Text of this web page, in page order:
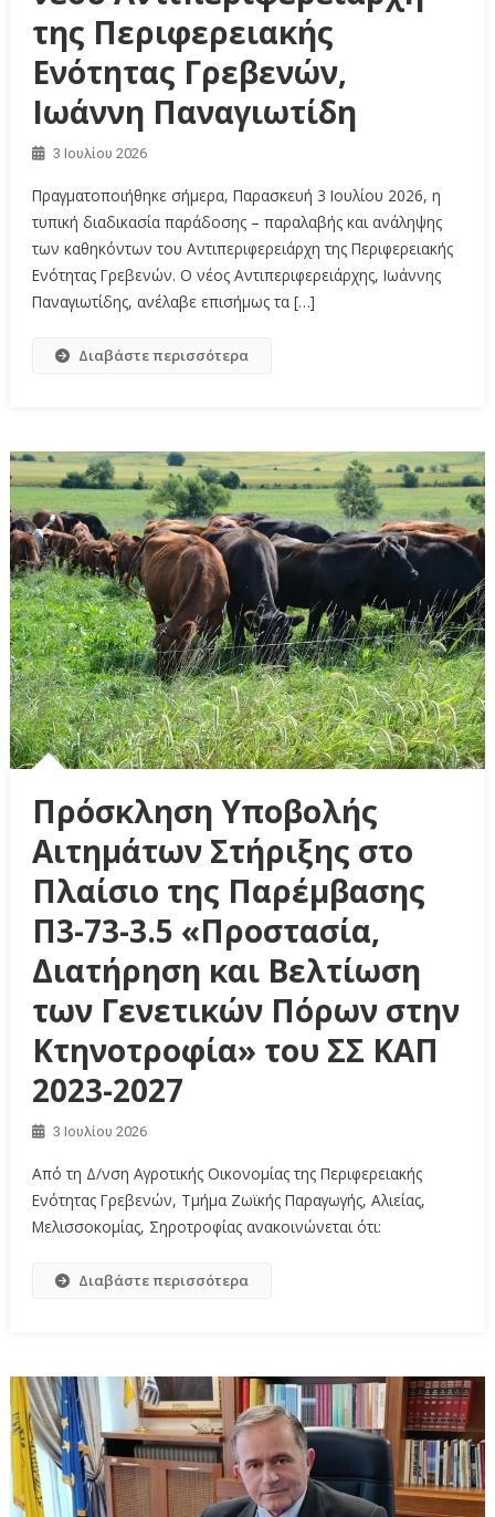
της Περιφερειακής
Ενότητας Γρεβενών,
Ιωάννη Παναγιωτίδη
3 Ιουλίου 2026
Πραγματοποιήθηκε σήμερα, Παρασκευή 3 Ιουλίου 2026, η
τυπική διαδικασία παράδοσης – παραλαβής και ανάληψης
των καθηκόντων του Αντιπεριφερειάρχη της Περιφερειακής
Ενότητας Γρεβενών. Ο νέος Αντιπεριφερειάρχης, Ιωάννης
Παναγιωτίδης, ανέλαβε επισήμως τα […]
Διαβάστε περισσότερα
Πρόσκληση Υποβολής
Αιτημάτων Στήριξης στο
Πλαίσιο της Παρέμβασης
Π3-73-3.5 «Προστασία,
Διατήρηση και Βελτίωση
των Γενετικών Πόρων στην
Κτηνοτροφία» του ΣΣ ΚΑΠ
2023-2027
3 Ιουλίου 2026
Από τη Δ/νση Αγροτικής Οικονομίας της Περιφερειακής
Ενότητας Γρεβενών, Τμήμα Ζωϊκής Παραγωγής, Αλιείας,
Μελισσοκομίας, Σηροτροφίας ανακοινώνεται ότι:
Διαβάστε περισσότερα